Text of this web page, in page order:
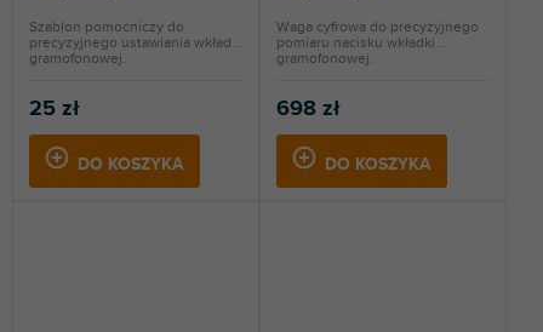
25 zł
DO KOSZYKA
Szablon pomocniczy do
precyzyjnego ustawiania wkładki
gramofonowej.
698 zł
DO KOSZYKA
Waga cyfrowa do precyzyjnego
pomiaru nacisku wkładki
gramofonowej.